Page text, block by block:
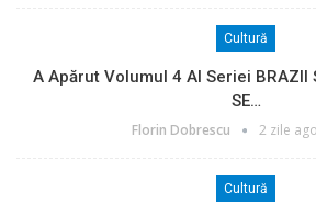
Cultură
A Apărut Volumul 4 Al Seriei BRAZII
SE…
Florin Dobrescu 2 zile ago
Cultură